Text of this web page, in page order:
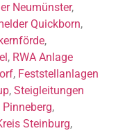
Neumünster,
Quickborn,
,
, RWA Anlage
, Feststellanlagen
, Steigleitungen
Pinneberg,
Steinburg,